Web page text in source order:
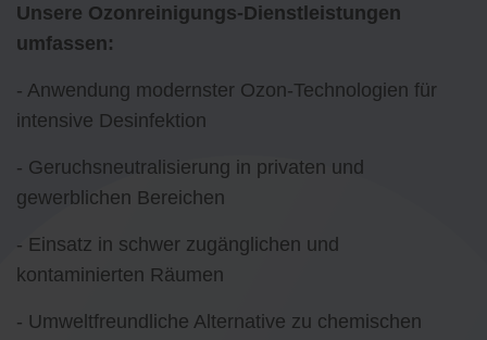
Unsere Ozonreinigungs-Dienstleistungen
umfassen:
- Anwendung modernster Ozon-Technologien für
intensive Desinfektion
- Geruchsneutralisierung in privaten und
gewerblichen Bereichen
- Einsatz in schwer zugänglichen und
kontaminierten Räumen
- Umweltfreundliche Alternative zu chemischen